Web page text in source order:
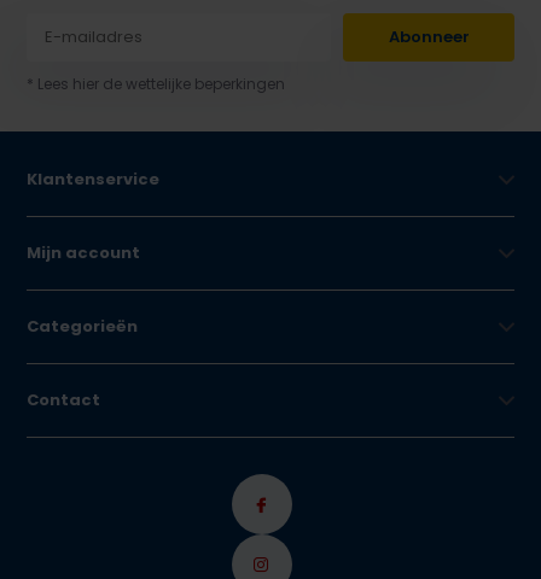
Abonneer
* Lees hier de wettelijke beperkingen
Klantenservice
Mijn account
Categorieën
Contact